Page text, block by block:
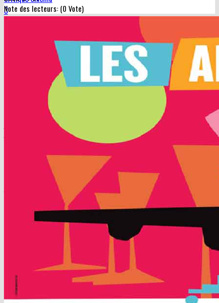
[Critique] Les amants passagers
Un Airbus A340 de la compagnie espagnole fictive
Península décolle pour Mexico. Un problème technique empêche
un des trains d’atterrissage de sortir, ce qui oblige l’avion à
rebrousser chemin et à tourner en rond au-dessus de l’Espagne.
Les tours de contrôle appelées au secours refusent de le recevoir,
seul l’aéroport de La Mancha désaffecté pourrait être libre pour un
atterrissage d’urgence. Les passagers de la classe économique
ont été drogués par les stewards pour éviter qu’ils paniquent. Les
passagers de la classe affaire et les membres d’équipage,
pensant vivre leurs dernières heures, s’adonnent à leurs
fantasmes sexuels en toute liberté.
Farce, sexe et mescaline !
Qui peut oublier son premier amour ? Avec
Les amants
son 19 long métrage,Pedro Almodovar
lâche et renoue avec la pure comédie, celle qui a fait son succès à
ses débuts, dans les années 80. Dès la fin du générique, pimpant
et kitsch à souhait, comme dans les grandes comédies de la
Movida, le réalisateur prévient le spectateur :ceci n’est que pure
sa filmographie globalement ancrée dans le drame (deTout sur
Volver en 2006 en passant par
Parle avec Elle
en 2002, et un passage dans le thriller aussi dramatique que
2011)? La question reste posée.
Après une première séquence courte, un caméo surprise et un
clin d’œil a ses acteur fétiches, Penelope Cruz et Antonio
Banderas,
l’histoire nous enferme en grande partie dans un
huis clos théâtral, à l’univers baroque
: un avion de la